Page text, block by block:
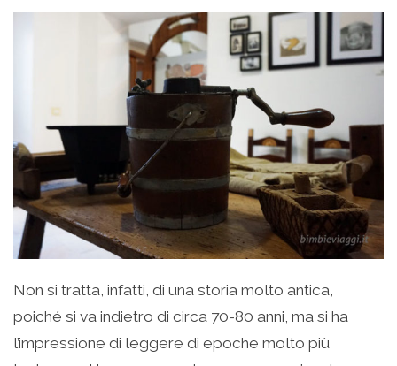
Non si tratta, infatti, di una storia molto antica,
poiché si va indietro di circa 70-80 anni, ma si ha
l’impressione di leggere di epoche molto più